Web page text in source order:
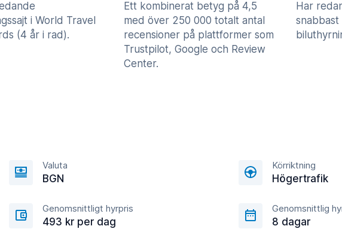
i World Travel
(4 år i rad).
Ett kombinerat betyg på 4,5
med över 250 000 totalt antal
recensioner på plattformer som
Trustpilot, Google och Review
Center.
Har
snabbast
Valuta
BGN
Körriktning
Högertrafik
Genomsnittligt hyrpris
493 kr per dag
Genomsnittlig
8 dagar